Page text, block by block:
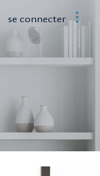
se connecter